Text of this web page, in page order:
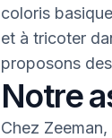
coloris
et à tricoter
proposons
Notre
Chez